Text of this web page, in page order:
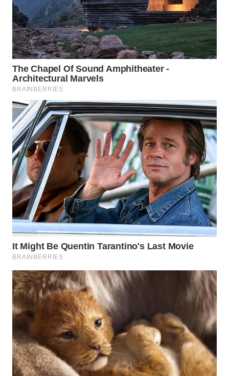
MAJALENGKA
WN
SUBANG
WN
SUKABUMI
WN
PURWAKARTA
WN
PRIANGAN
TIMUR
WN
SEMARANG
WN
SOLO
WN
BOROBUDUR
WN
WN
SURABAYA